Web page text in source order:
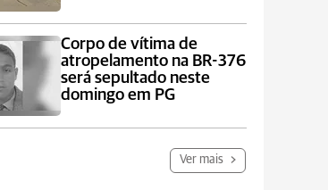
Corpo de vítima de
atropelamento na BR-376
será sepultado neste
domingo em PG
Ver mais